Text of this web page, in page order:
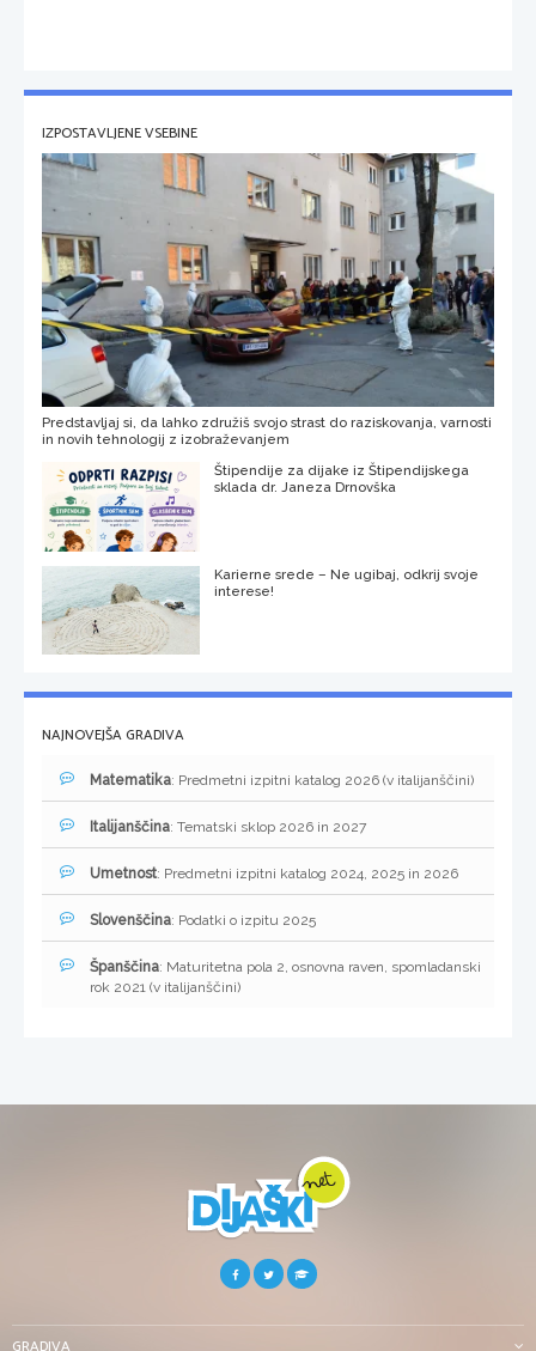
IZPOSTAVLJENE VSEBINE
Predstavljaj si, da lahko združiš svojo strast do raziskovanja, varnosti
in novih tehnologij z izobraževanjem
Štipendije za dijake iz Štipendijskega
sklada dr. Janeza Drnovška
Karierne srede – Ne ugibaj, odkrij svoje
interese!
NAJNOVEJŠA GRADIVA
Matematika: Predmetni izpitni katalog 2026 (v italijanščini)
Italijanščina: Tematski sklop 2026 in 2027
Umetnost: Predmetni izpitni katalog 2024, 2025 in 2026
Slovenščina: Podatki o izpitu 2025
Španščina: Maturitetna pola 2, osnovna raven, spomladanski
rok 2021 (v italijanščini)